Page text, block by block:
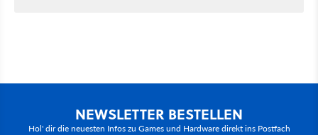
NEWSLETTER BESTELLEN
Hol' dir die neuesten Infos zu Games und Hardware direkt ins Postfach